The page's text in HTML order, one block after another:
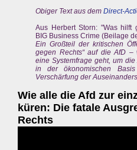
Obiger Text aus dem Direct-
Aus Herbert Storn: "Was hilft
BIG Business Crime (Beilage
Ein Großteil der kritischen
gegen Rechts“ auf die AfD
eine Systemfrage geht, um
in der ökonomischen
Verschärfung der
Wie alle die Afd zur
küren: Die fatale
Rechts